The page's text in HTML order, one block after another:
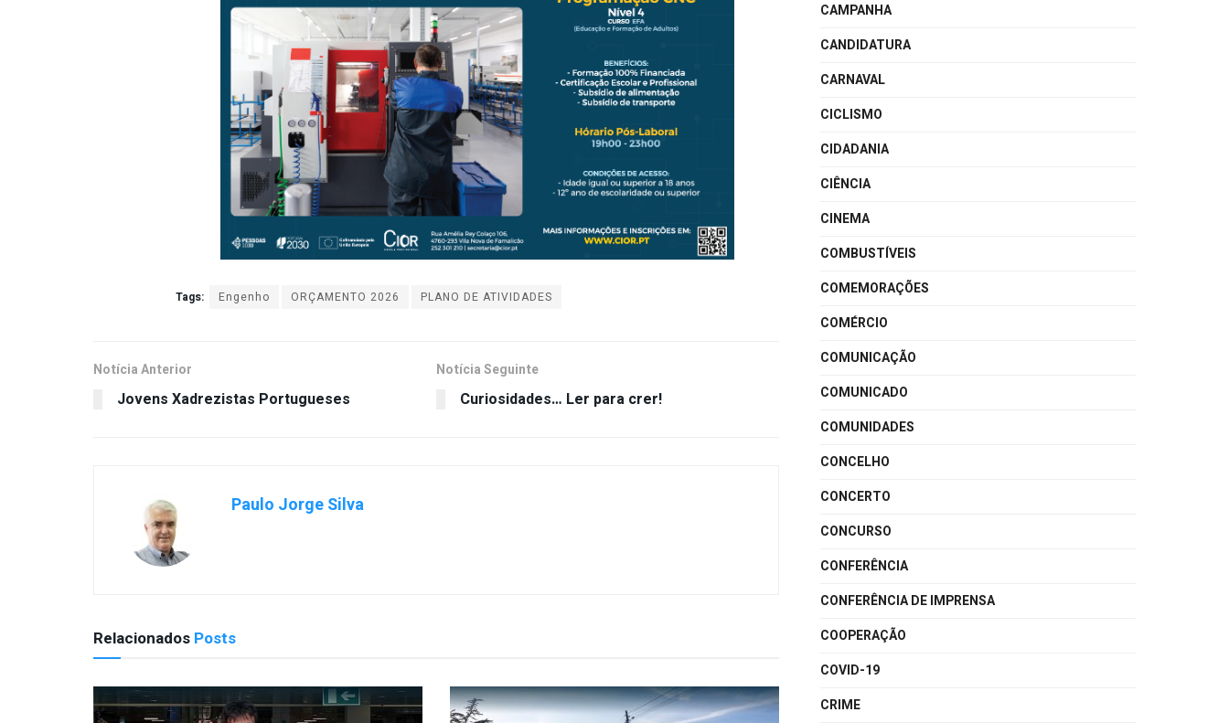
Tags: Engenho ORÇAMENTO 2026 PLANO DE ATIVIDADES
Notícia Anterior
Jovens Xadrezistas Portugueses
Notícia Seguinte
Curiosidades… Ler para crer!
Paulo Jorge Silva
Relacionados Posts
CAMPANHA
CANDIDATURA
CARNAVAL
CICLISMO
CIDADANIA
CIÊNCIA
CINEMA
COMBUSTÍVEIS
COMEMORAÇÕES
COMÉRCIO
COMUNICAÇÃO
COMUNICADO
COMUNIDADES
CONCELHO
CONCERTO
CONCURSO
CONFERÊNCIA
CONFERÊNCIA DE IMPRENSA
COOPERAÇÃO
COVID-19
CRIME